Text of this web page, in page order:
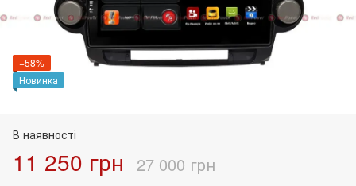
−58%
Новинка
В наявності
11 250 грн 27 000 грн